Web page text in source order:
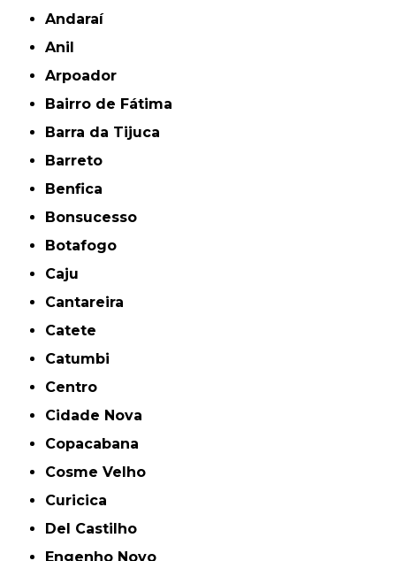
Andaraí
Anil
Arpoador
Bairro de Fátima
Barra da Tijuca
Barreto
Benfica
Bonsucesso
Botafogo
Caju
Cantareira
Catete
Catumbi
Centro
Cidade Nova
Copacabana
Cosme Velho
Curicica
Del Castilho
Engenho Novo